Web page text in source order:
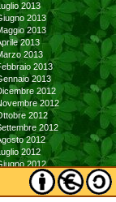
Luglio 2013
Giugno 2013
Maggio 2013
Aprile 2013
Marzo 2013
Febbraio 2013
Gennaio 2013
Dicembre 2012
Novembre 2012
Ottobre 2012
Settembre 2012
Agosto 2012
Luglio 2012
Giugno 2012
Maggio 2012
Aprile 2012